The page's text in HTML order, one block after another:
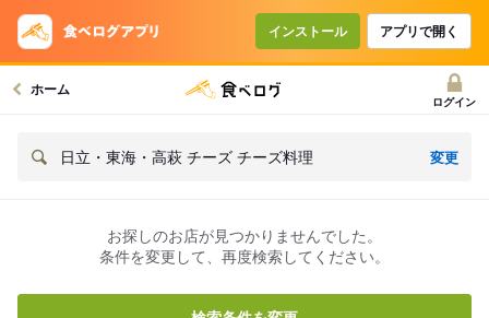
インストール アプリで開く
ホーム
ログイン
日立・東海・高萩 チーズ チーズ料理 変更
お探しのお店が見つかりませんでした。
条件を変更して、再度検索してください。